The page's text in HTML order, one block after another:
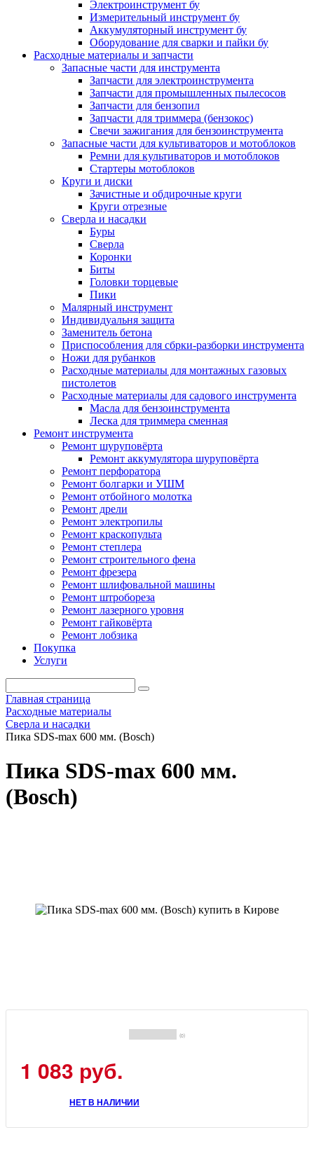
Электроинструмент бу
Измерительный инструмент бу
Аккумуляторный инструмент бу
Оборудование для сварки и пайки бу
Расходные материалы и запчасти
Запасные части для инструмента
Запчасти для электроинструмента
Запчасти для промышленных пылесосов
Запчасти для бензопил
Запчасти для триммера (бензокос)
Свечи зажигания для бензоинструмента
Запасные части для культиваторов и мотоблоков
Ремни для культиваторов и мотоблоков
Стартеры мотоблоков
Круги и диски
Зачистные и обдирочные круги
Круги отрезные
Сверла и насадки
Буры
Сверла
Коронки
Биты
Головки торцевые
Пики
Малярный инструмент
Индивидуальня защита
Заменитель бетона
Приспособления для сбрки-разборки инструмента
Ножи для рубанков
Расходные материалы для монтажных газовых
пистолетов
Расходные материалы для садового инструмента
Масла для бензоинструмента
Леска для триммера сменная
Ремонт инструмента
Ремонт шуруповёрта
Ремонт аккумулятора шуруповёрта
Ремонт перфоратора
Ремонт болгарки и УШМ
Ремонт отбойного молотка
Ремонт дрели
Ремонт электропилы
Ремонт краскопульта
Ремонт степлера
Ремонт строительного фена
Ремонт фрезера
Ремонт шлифовальной машины
Ремонт штробореза
Ремонт лазерного уровня
Ремонт гайковёрта
Ремонт лобзика
Покупка
Услуги
Главная страница
Расходные материалы
Сверла и насадки
Пика SDS-max 600 мм. (Bosch)
Пика SDS-max 600 мм.
(Bosch)
(0)
1 083 руб.
НЕТ В НАЛИЧИИ